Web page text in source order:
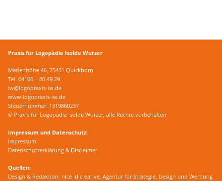
Praxis für Logopädie Isolde Wurzer
Marienhöhe 46, 25451 Quickborn
Tel. 04106 – 80 49 29
iw@logopraxis-iw.de
www.logopraxis-iw.de
Steuernummer: 1319860237
© Praxis für Logopädie Isolde Wurzer, alle Rechte vorbehalten
Impressum und Datenschutz:
Impressum
Datenschutzerklärung & Disclaimer
Quellen:
Design & Redaktion: nice id creative, Agentur für Strategie, Design und Werbung